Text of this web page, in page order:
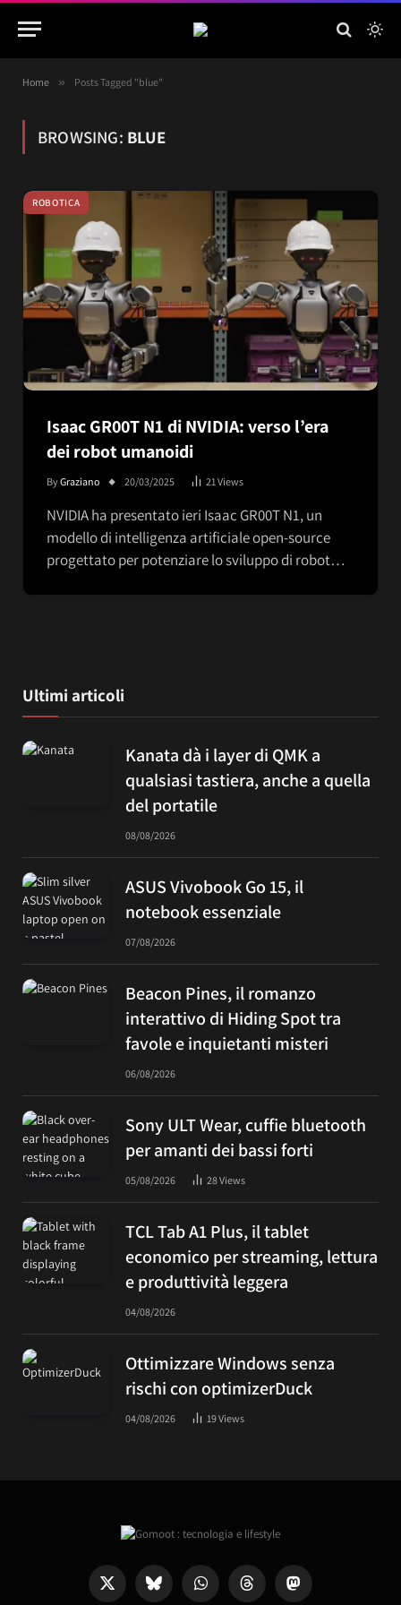
Home » Posts Tagged "blue"
BROWSING: BLUE
ROBOTICA
Isaac GR00T N1 di NVIDIA: verso l’era
dei robot umanoidi
ByGraziano 20/03/2025 21 Views
NVIDIA ha presentato ieri Isaac GR00T N1, un
modello di intelligenza artificiale open-source
progettato per potenziare lo sviluppo di robot…
Ultimi articoli
Kanata dà i layer di QMK a
qualsiasi tastiera, anche a quella
del portatile
08/08/2026
ASUS Vivobook Go 15, il
notebook essenziale
07/08/2026
Beacon Pines, il romanzo
interattivo di Hiding Spot tra
favole e inquietanti misteri
06/08/2026
Sony ULT Wear, cuffie bluetooth
per amanti dei bassi forti
05/08/2026 28Views
TCL Tab A1 Plus, il tablet
economico per streaming, lettura
e produttività leggera
04/08/2026
Ottimizzare Windows senza
rischi con optimizerDuck
04/08/2026 19Views
X
Bluesky WhatsAppThreads Mastodon